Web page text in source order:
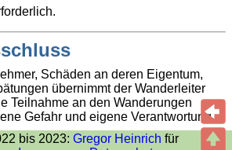
Schäden an deren Eigentum,
übernimmt der Wanderleiter
Teilnahme an den Wanderungen
Gefahr und eigene Verantwortung.
bis 2023: Gregor Heinrich für